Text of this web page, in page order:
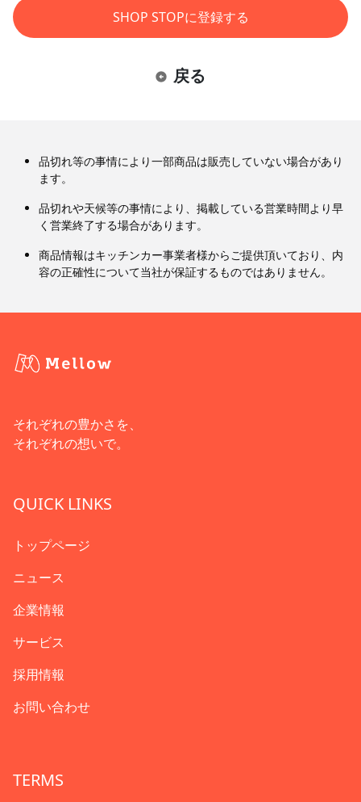
SHOP STOPに登録する
戻る
品切れ等の事情により一部商品は販売していない場合があり
ます。
品切れや天候等の事情により、掲載している営業時間より早
く営業終了する場合があります。
商品情報はキッチンカー事業者様からご提供頂いており、内
容の正確性について当社が保証するものではありません。
それぞれの豊かさを、
それぞれの想いで。
QUICK LINKS
トップページ
ニュース
企業情報
サービス
採用情報
お問い合わせ
TERMS